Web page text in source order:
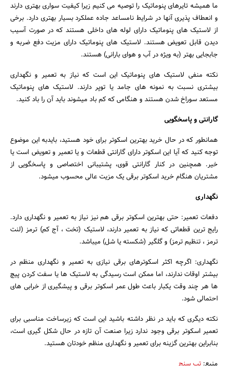
ما همیشه تایرهای پنوماتیک را توصیه می کنیم زیرا کیفیت سواری بهتری دارند
و انعطاف پذیری آنها در شرایط نامساعد جاده عملکرد بسیار بهتری دارد. برخی
از لاستیک های پنوماتیک دارای لوله های داخلی هستند که در صورت آسیب
دیدن قابل تعویض هستند. لاستیک های پنوماتیک دارای مزیت دفع ضربه و
جابجایی بهتر (به ویژه در آب و هوای بارانی) هستند.
نکته منفی لاستیک های پنوماتیک این است که نیاز به تعمیر و نگهداری
بیشتری نسبت به نمونه های جامد یا توپر دارند. لاستیک های پنوماتیک
مستعد سوراخ شدن هستند و هنگامی که کم باد میشوند باید آن را باد کنید.
گارانتی و پاسخگویی
همانطور که در حال خرید بهترین اسکوتر برای خود هستید، بایدبه این موضوع
توجه کنید که آیا این اسکوتر دارای گارانتی قطعات و یا تعمیر و تعویض است یا
خیر. همچنین در کنار گارانتی قوی، پشتیبانی اختصاصی و پاسخگویی از
مشتریان هنگام خرید اسکوتر برقی یک مزیت عالی محسوب میشود.
نگهداری
دفعات تعمیر: حتی بهترین اسکوتر برقی هم نیز نیاز به تعمیر و نگهداری دارد.
رایج ترین قطعاتی که نیاز به تعمیر دارند، لاستیک (تخت ، آج کم) ترمز (لنت
ترمز ، تنظیم ترمز) و گلگیر (شکسته یا شل) میباشد.
نگهداری: اگرچه اکثر اسکوترهای برقی نیازی به تعمیر و نگهداری منظم در
بیشتر اوقات ندارند، اما ممکن است رسیدگی به لاستیک ها یا سفت کردن پیچ
ها هر چند وقت یکبار باعث طول عمر اسکوتر برقی و پیشگیری از خرابی های
احتمالی شود.
نکته دیگری که باید در نظر داشته باشید این است که زیرساخت مناسبی برای
تعمیر اسکوتر برقی وجود ندارد زیرا صنعت آن تازه در حال شکل گیری است،
بنابراین بهترین گزینه برای تعمیر و نگهداری منظم خودتان هستید.